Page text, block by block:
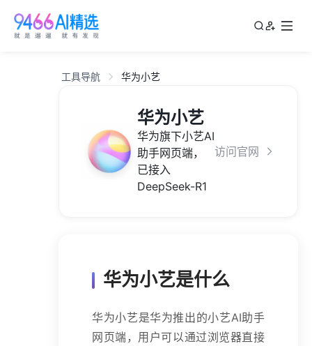
工具导航 华为小艺
华为小艺
华为旗下小艺AI
助手网页端，
已接入
DeepSeek-R1
访问官网
华为小艺是什么
华为小艺是华为推出的小艺AI助手
网页端，用户可以通过浏览器直接